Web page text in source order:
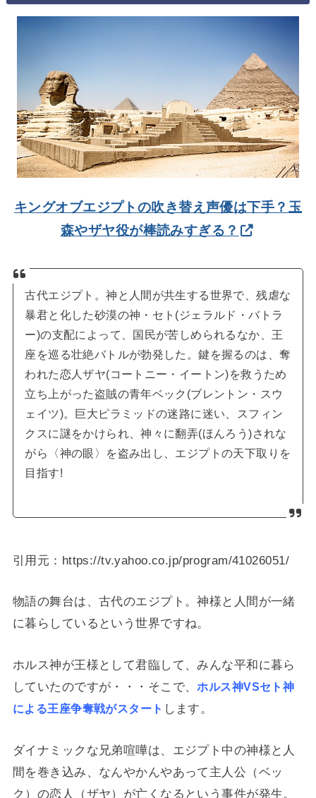
キングオブエジプトの吹き替え声優は下手？玉
森やザヤ役が棒読みすぎる？
古代エジプト。神と人間が共生する世界で、残虐な
暴君と化した砂漠の神・セト(ジェラルド・バトラ
ー)の支配によって、国民が苦しめられるなか、王
座を巡る壮絶バトルが勃発した。鍵を握るのは、奪
われた恋人ザヤ(コートニー・イートン)を救うため
立ち上がった盗賊の青年ベック(ブレントン・スウ
ェイツ)。巨大ピラミッドの迷路に迷い、スフィン
クスに謎をかけられ、神々に翻弄(ほんろう)されな
がら〈神の眼〉を盗み出し、エジプトの天下取りを
目指す!
引用元：https://tv.yahoo.co.jp/program/41026051/
物語の舞台は、古代のエジプト。神様と人間が一緒
に暮らしているという世界ですね。
ホルス神が王様として君臨して、みんな平和に暮ら
していたのですが・・・そこで、ホルス神VSセト神
による王座争奪戦がスタート します。
ダイナミックな兄弟喧嘩は、エジプト中の神様と人
間を巻き込み、なんやかんやあって主人公（ベッ
ク）の恋人（ザヤ）が亡くなるという事件が発生。